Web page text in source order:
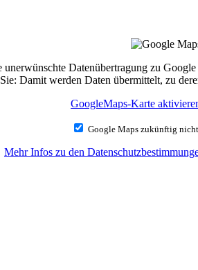
Datenübertragung zu
Damit werden Daten übermittelt, zu
GoogleMaps-Karte
Google Maps zukünftig
Mehr Infos zu den